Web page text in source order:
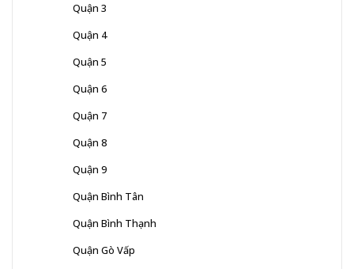
Quận 3
Quận 4
Quận 5
Quận 6
Quận 7
Quận 8
Quận 9
Quận Bình Tân
Quận Bình Thạnh
Quận Gò Vấp